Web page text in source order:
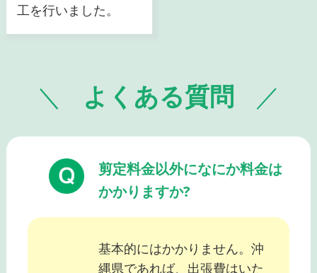
工を行いました。
よくある質問
剪定料金以外になにか料金は
かかりますか?
基本的にはかかりません。沖
縄県であれば、出張費はいた